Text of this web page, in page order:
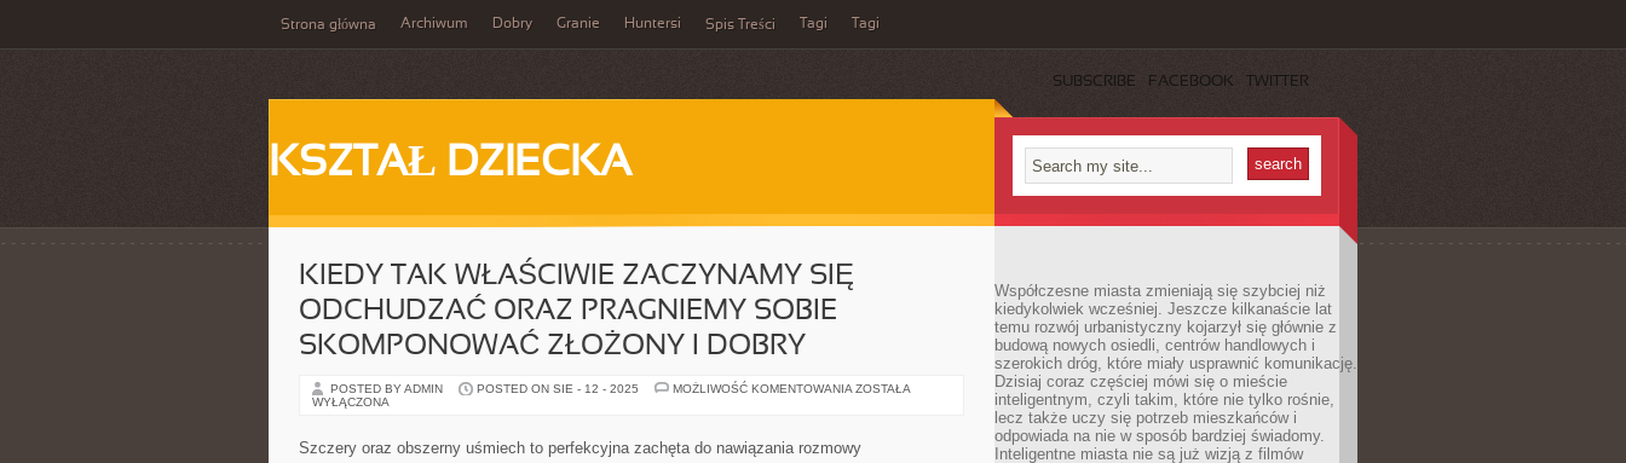
Strona główna Archiwum Dobry Granie Huntersi Spis Treści Tagi Tagi
SUBSCRIBE FACEBOOK TWITTER
KSZTAŁ DZIECKA
KIEDY TAK WŁAŚCIWIE ZACZYNAMY SIĘ
ODCHUDZAĆ ORAZ PRAGNIEMY SOBIE
SKOMPONOWAĆ ZŁOŻONY I DOBRY
POSTED BY ADMIN POSTED ON SIE - 12 - 2025 MOŻLIWOŚĆ KOMENTOWANIA KIEDY
ODCHUDZAĆ
ZOSTAŁA
WYŁĄCZONA
Szczery oraz obszerny uśmiech to perfekcyjna zachęta do nawiązania rozmowy
Współczesne miasta zmieniają się szybciej niż
kiedykolwiek wcześniej. Jeszcze kilkanaście lat
temu rozwój urbanistyczny kojarzył się głównie z
budową nowych osiedli, centrów handlowych i
szerokich dróg, które miały usprawnić komunikację.
Dzisiaj coraz częściej mówi się o mieście
inteligentnym, czyli takim, które nie tylko rośnie,
lecz także uczy się potrzeb mieszkańców i
odpowiada na nie w sposób bardziej świadomy.
Inteligentne miasta nie są już wizją z filmów